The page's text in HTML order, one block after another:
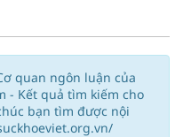
quan ngôn luận của
- Kết quả tìm kiếm cho
bạn tìm được nội